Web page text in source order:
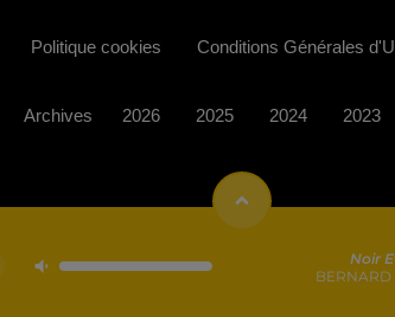
Noir
BERNARD
Politique cookies Conditions Générales
Archives 2026 2025 2024 2023